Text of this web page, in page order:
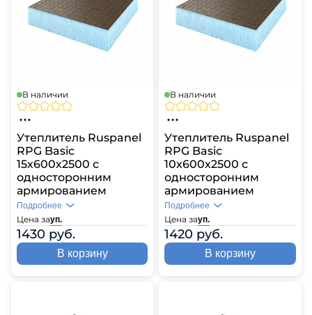
В наличии
Утеплитель Ruspanel
RPG Basic
15х600х2500 с
односторонним
армированием
Цена зауп.
1430 руб.
Подробнее
В корзину
В наличии
Утеплитель Ruspanel
RPG Basic
10х600х2500 с
односторонним
армированием
Цена зауп.
1420 руб.
Подробнее
В корзину